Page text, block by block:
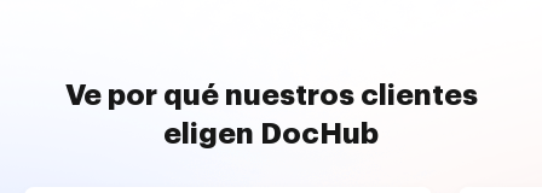
Ve por qué nuestros clientes
eligen DocHub